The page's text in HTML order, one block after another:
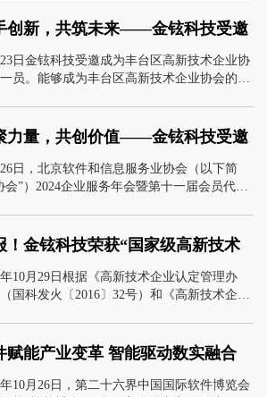
创新，共筑未来——金铉科技受邀
日金铉科技受邀成为丰台区高新技术企业协
员。能够成为丰台区高新技术企业协会的一
力量，共创价值——金铉科技受邀
务年会
日，北京软件和信息服务业协会（以下简
会”）2024企业服务年会暨第十一届会员代表
！金铉科技荣获“国家级高新技术
年10月29日根据《高新技术企业认定管理办
国科发火〔2016〕32号）和《高新技术企业
定机构2024年认定报备的第二批3113家高新
企业，金铉科技顺利通过国家高新技术企业认
式成为国家高新技术企业，迈入国家级高新
赋能产业变革 智能驱动数实融合
完美落幕！
年10月26日，第二十六界中国国际软件博览会